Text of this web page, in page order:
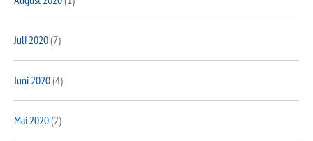
Juli 2020(7)
Juni 2020(4)
Mai 2020(2)